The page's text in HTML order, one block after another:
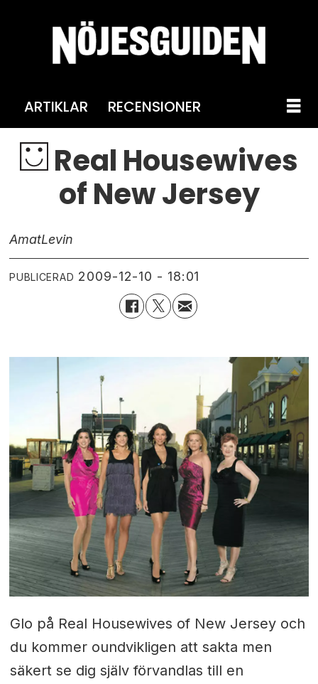
ARTIKLAR RECENSIONER
Real Housewives
of New Jersey
AmatLevin
PUBLICERAD 2009-12-10 - 18:01
Glo på Real Housewives of New Jersey och
du kommer oundvikligen att sakta men
säkert se dig själv förvandlas till en